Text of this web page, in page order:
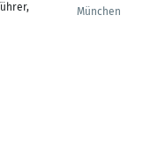
München